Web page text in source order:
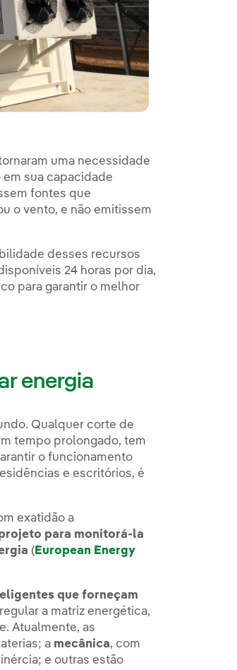
uma necessidade
sua capacidade
fontes que
o vento, e não emitissem
desses recursos
24 horas por dia,
para garantir o melhor
energia
Qualquer corte de
tempo prolongado, tem
o funcionamento
e escritórios, é
exatidão a
para monitorá-la
(European Energy
que forneçam
a matriz energética,
Atualmente, as
a mecânica, com
e outras estão